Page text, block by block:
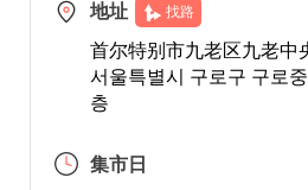
地址 找路
首尔特别市九老区九老中
서울특별시 구로구 구로
층
集市日